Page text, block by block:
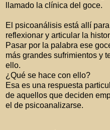
llamado la clínica del goce.
El psicoanálisis está allí
reflexionar y articular la
Pasar por la palabra ese
más grandes sufrimientos y
ello.
¿Qué se hace con ello?
Esa es una respuesta
de aquellos que deciden
el de psicoanalizarse.